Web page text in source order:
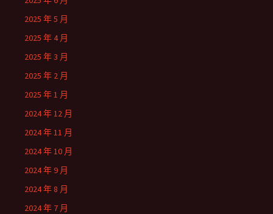
2025 年 5 月
2025 年 4 月
2025 年 3 月
2025 年 2 月
2025 年 1 月
2024 年 12 月
2024 年 11 月
2024 年 10 月
2024 年 9 月
2024 年 8 月
2024 年 7 月